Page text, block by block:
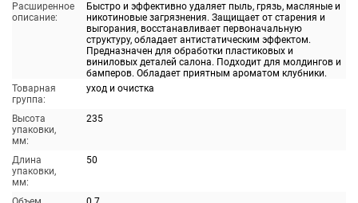
Расширенное
описание:
Быстро и эффективно удаляет пыль, грязь, масляные и
никотиновые загрязнения. Защищает от старения и
выгорания, восстанавливает первоначальную
структуру, обладает антистатическим эффектом.
Предназначен для обработки пластиковых и
виниловых деталей салона. Подходит для молдингов и
бамперов. Обладает приятным ароматом клубники.
Товарная
группа:
уход и очистка
Высота
упаковки,
мм:
235
Длина
упаковки,
мм:
50